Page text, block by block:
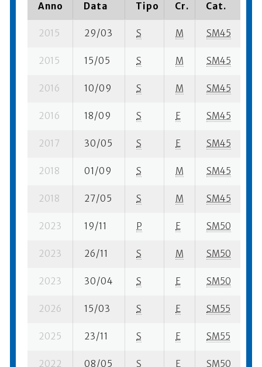
Anno Data Tipo Cr. Cat.
2015 29/03 S M SM45
2015 15/05 S M SM45
2016 10/09 S M SM45
2016 18/09 S E SM45
2017 30/05 S E SM45
2018 01/09 S M SM45
2018 27/05 S M SM45
2023 19/11 P E SM50
2023 26/11 S M SM50
2023 30/04 S E SM50
2026 15/03 S E SM55
2025 23/11 S E SM55
2022 08/05 S E SM50